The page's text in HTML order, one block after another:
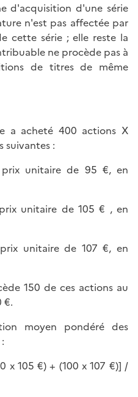
d'acquisition d'une série
n'est pas affectée par
cette série ; elle reste la
ne procède pas à
de titres de même
a acheté 400 actions X
suivantes :
unitaire de 95 €, en
unitaire de 105 € , en
unitaire de 107 €, en
150 de ces actions au
€.
moyen pondéré des
x 105 €) + (100 x 107 €)] /